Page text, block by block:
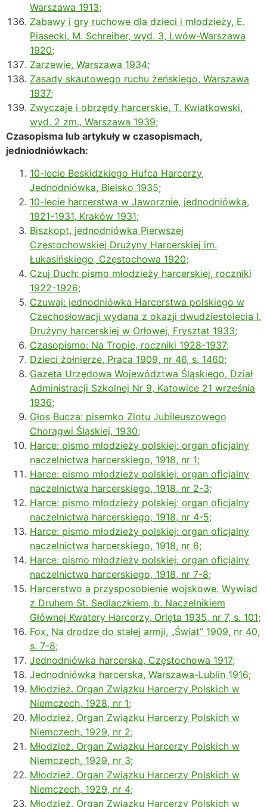
Warszawa 1913;
Zabawy i gry ruchowe dla dzieci i młodzieży, E.
Piasecki, M. Schreiber, wyd. 3, Lwów-Warszawa
1920;
Zarzewie, Warszawa 1934;
Zasady skautowego ruchu żeńskiego, Warszawa
1937;
Zwyczaje i obrzędy harcerskie, T. Kwiatkowski,
wyd. 2 zm., Warszawa 1939;
Czasopisma lub artykuły w czasopismach,
jedniodniówkach:
10-lecie Beskidzkiego Hufca Harcerzy,
Jednodniówka, Bielsko 1935;
10-lecie harcerstwa w Jaworznie, jednodniówka,
1921-1931, Kraków 1931;
Biszkopt, jednodniówka Pierwszej
Częstochowskiej Drużyny Harcerskiej im.
Łukasińskiego, Częstochowa 1920;
Czuj Duch: pismo młodzieży harcerskiej, roczniki
1922-1926;
Czuwaj: jednodniówka Harcerstwa polskiego w
Czechosłowacji wydana z okazji dwudziestolecia I.
Drużyny harcerskiej w Orłowej, Frysztat 1933;
Czasopismo: Na Tropie, roczniki 1928-1937;
Dzieci żołnierze, Praca 1909, nr 46, s. 1460;
Gazeta Urzędowa Województwa Śląskiego, Dział
Administracji Szkolnej Nr 9, Katowice 21 września
1936;
Głos Bucza: pisemko Zlotu Jubileuszowego
Chorągwi Śląskiej, 1930;
Harce: pismo młodzieży polskiej: organ oficjalny
naczelnictwa harcerskiego, 1918, nr 1;
Harce: pismo młodzieży polskiej: organ oficjalny
naczelnictwa harcerskiego, 1918, nr 2-3;
Harce: pismo młodzieży polskiej: organ oficjalny
naczelnictwa harcerskiego, 1918, nr 4-5;
Harce: pismo młodzieży polskiej: organ oficjalny
naczelnictwa harcerskiego, 1918, nr 6;
Harce: pismo młodzieży polskiej: organ oficjalny
naczelnictwa harcerskiego, 1918, nr 7-8;
Harcerstwo a przysposobienie wojskowe. Wywiad
z Druhem St. Sedlaczkiem, b. Naczelnikiem
Głównej Kwatery Harcerzy, Orlęta 1935, nr 7, s. 101;
Fox, Na drodze do stałej armji, „Świat” 1909, nr 40,
s. 7-8;
Jednodniówka harcerska, Częstochowa 1917;
Jednodniówka harcerska, Warszawa-Lublin 1916;
Młodzież. Organ Związku Harcerzy Polskich w
Niemczech, 1928, nr 1;
Młodzież. Organ Związku Harcerzy Polskich w
Niemczech, 1929, nr 2;
Młodzież. Organ Związku Harcerzy Polskich w
Niemczech, 1929, nr 3;
Młodzież. Organ Związku Harcerzy Polskich w
Niemczech, 1929, nr 4;
Młodzież. Organ Związku Harcerzy Polskich w